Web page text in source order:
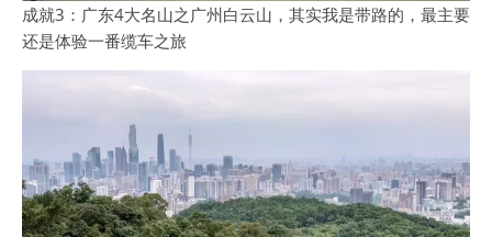
成就3：广东4大名山之广州白云山，其实我是带路的，最主要
还是体验一番缆车之旅